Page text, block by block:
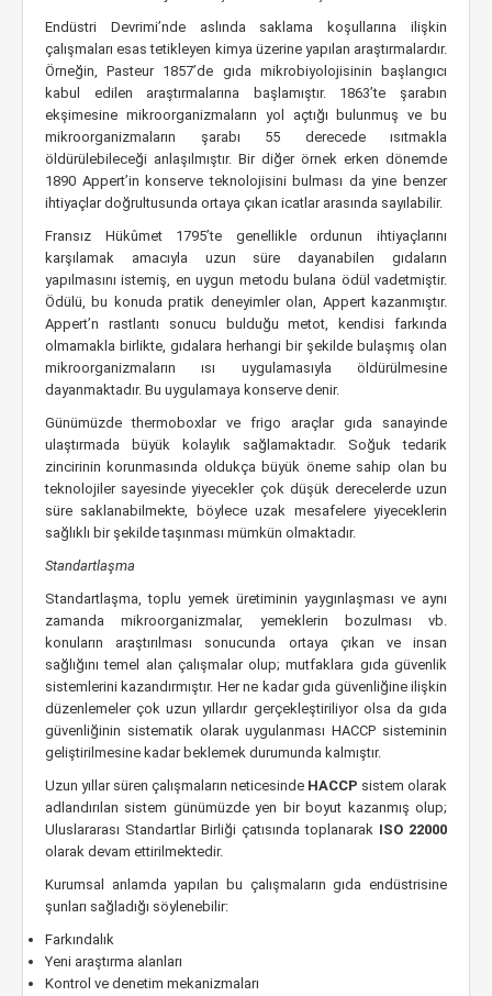
Endüstri Devrimi’nde aslında saklama koşullarına ilişkin
çalışmaları esas tetikleyen kimya üzerine yapılan araştırmalardır.
Örneğin, Pasteur 1857’de gıda mikrobiyolojisinin başlangıcı
kabul edilen araştırmalarına başlamıştır. 1863’te şarabın
ekşimesine mikroorganizmaların yol açtığı bulunmuş ve bu
mikroorganizmaların şarabı 55 derecede ısıtmakla
öldürülebileceği anlaşılmıştır. Bir diğer örnek erken dönemde
1890 Appert’in konserve teknolojisini bulması da yine benzer
ihtiyaçlar doğrultusunda ortaya çıkan icatlar arasında sayılabilir.
Fransız Hükûmet 1795’te genellikle ordunun ihtiyaçlarını
karşılamak amacıyla uzun süre dayanabilen gıdaların
yapılmasını istemiş, en uygun metodu bulana ödül vadetmiştir.
Ödülü, bu konuda pratik deneyimler olan, Appert kazanmıştır.
Appert’n rastlantı sonucu bulduğu metot, kendisi farkında
olmamakla birlikte, gıdalara herhangi bir şekilde bulaşmış olan
mikroorganizmaların ısı uygulamasıyla öldürülmesine
dayanmaktadır. Bu uygulamaya konserve denir.
Günümüzde thermoboxlar ve frigo araçlar gıda sanayinde
ulaştırmada büyük kolaylık sağlamaktadır. Soğuk tedarik
zincirinin korunmasında oldukça büyük öneme sahip olan bu
teknolojiler sayesinde yiyecekler çok düşük derecelerde uzun
süre saklanabilmekte, böylece uzak mesafelere yiyeceklerin
sağlıklı bir şekilde taşınması mümkün olmaktadır.
Standartlaşma
Standartlaşma, toplu yemek üretiminin yaygınlaşması ve aynı
zamanda mikroorganizmalar, yemeklerin bozulması vb.
konuların araştırılması sonucunda ortaya çıkan ve insan
sağlığını temel alan çalışmalar olup; mutfaklara gıda güvenlik
sistemlerini kazandırmıştır. Her ne kadar gıda güvenliğine ilişkin
düzenlemeler çok uzun yıllardır gerçekleştiriliyor olsa da gıda
güvenliğinin sistematik olarak uygulanması HACCP sisteminin
geliştirilmesine kadar beklemek durumunda kalmıştır.
Uzun yıllar süren çalışmaların neticesinde HACCP sistem olarak
adlandırılan sistem günümüzde yen bir boyut kazanmış olup;
Uluslararası Standartlar Birliği çatısında toplanarak ISO 22000
olarak devam ettirilmektedir.
Kurumsal anlamda yapılan bu çalışmaların gıda endüstrisine
şunları sağladığı söylenebilir:
Farkındalık
Yeni araştırma alanları
Kontrol ve denetim mekanizmaları